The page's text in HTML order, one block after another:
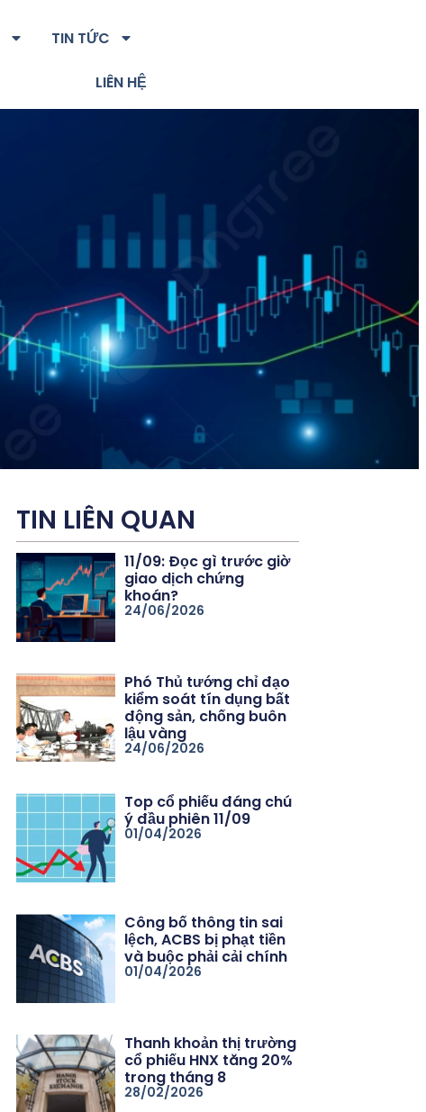
TIN TỨC
LIÊN HỆ
TIN LIÊN QUAN
11/09: Đọc gì trước giờ
giao dịch chứng
khoán?
24/06/2026
Phó Thủ tướng chỉ đạo
kiểm soát tín dụng bất
động sản, chống buôn
lậu vàng
24/06/2026
Top cổ phiếu đáng chú
ý đầu phiên 11/09
01/04/2026
Công bố thông tin sai
lệch, ACBS bị phạt tiền
và buộc phải cải chính
01/04/2026
Thanh khoản thị trường
cổ phiếu HNX tăng 20%
trong tháng 8
28/02/2026